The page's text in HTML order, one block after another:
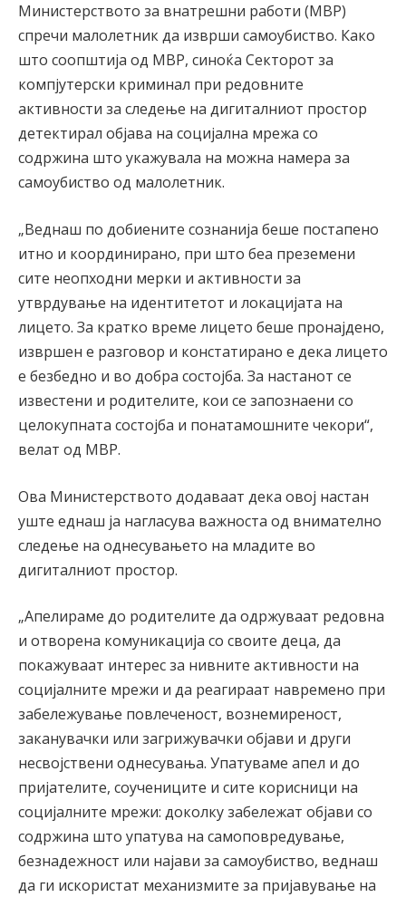
Министерството за внатрешни работи (МВР)
спречи малолетник да изврши самоубиство. Како
што соопштија од МВР, синоќа Секторот за
компјутерски криминал при редовните
активности за следење на дигиталниот простор
детектирал објава на социјална мрежа со
содржина што укажувала на можна намера за
самоубиство од малолетник.
„Веднаш по добиените сознанија беше постапено
итно и координирано, при што беа преземени
сите неопходни мерки и активности за
утврдување на идентитетот и локацијата на
лицето. За кратко време лицето беше пронајдено,
извршен е разговор и констатирано е дека лицето
е безбедно и во добра состојба. За настанот се
известени и родителите, кои се запознаени со
целокупната состојба и понатамошните чекори“,
велат од МВР.
Ова Министерството додаваат дека овој настан
уште еднаш ја нагласува важноста од внимателно
следење на однесувањето на младите во
дигиталниот простор.
„Апелираме до родителите да одржуваат редовна
и отворена комуникација со своите деца, да
покажуваат интерес за нивните активности на
социјалните мрежи и да реагираат навремено при
забележување повлеченост, вознемиреност,
заканувачки или загрижувачки објави и други
несвојствени однесувања. Упатуваме апел и до
пријателите, соучениците и сите корисници на
социјалните мрежи: доколку забележат објави со
содржина што упатува на самоповредување,
безнадежност или најави за самоубиство, веднаш
да ги искористат механизмите за пријавување на